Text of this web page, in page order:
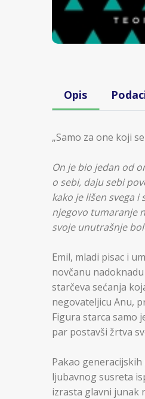
Opis
„Samo za one koji
On je bio jedan od
o sebi, daju sebi
kako je lišen svega
njegovo tumaranje
svoje unutrašnje
Emil, mladi pisac i
novčanu
starčeva sećanja
negovateljicu Anu,
Figura starca samo
par postavši žrtva
Pakao
ljubavnog susreta
izrasta glavni junak